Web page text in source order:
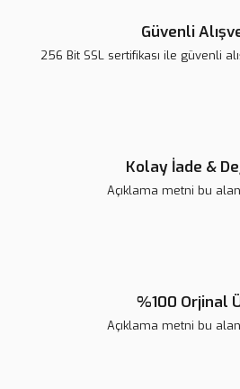
Güvenli
256 Bit SSL sertifikası ile güvenli
Kolay İade &
Açıklama metni bu
%100 Orjinal
Açıklama metni bu